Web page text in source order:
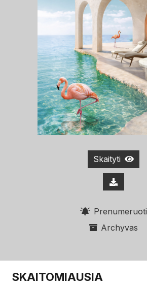
Skaityti
Prenumeruoti
Archyvas
SKAITOMIAUSIA